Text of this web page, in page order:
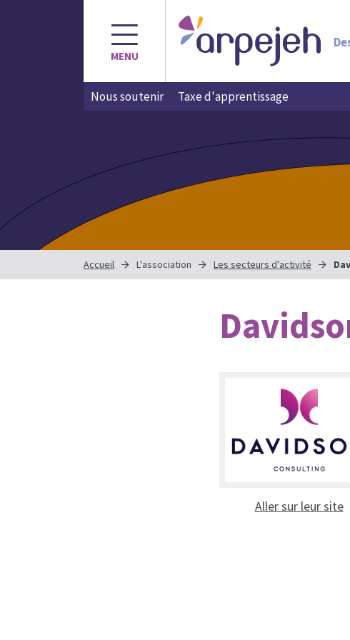
MENU
Nous soutenir Taxe d'apprentissage
Accueil L'association Les secteurs d'activité
Aller sur leur site